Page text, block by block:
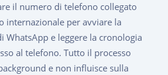
il numero di telefono collegato
internazionale per avviare la
WhatsApp e leggere la cronologia
al telefono. Tutto il processo
e non influisce sulla